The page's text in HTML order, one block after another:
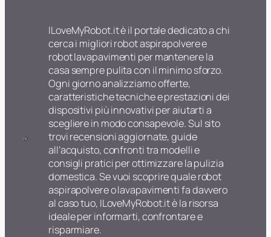
ILoveMyRobot.it è il portale dedicato a chi
cerca i migliori robot aspirapolvere e
robot lavapavimenti per mantenere la
casa sempre pulita con il minimo sforzo.
Ogni giorno analizziamo offerte,
caratteristiche tecniche e prestazioni dei
dispositivi più innovativi per aiutarti a
scegliere in modo consapevole. Sul sito
trovi recensioni aggiornate, guide
all’acquisto, confronti tra modelli e
consigli pratici per ottimizzare la pulizia
domestica. Se vuoi scoprire quale robot
aspirapolvere o lavapavimenti fa davvero
al caso tuo, ILoveMyRobot.it è la risorsa
ideale per informarti, confrontare e
risparmiare.